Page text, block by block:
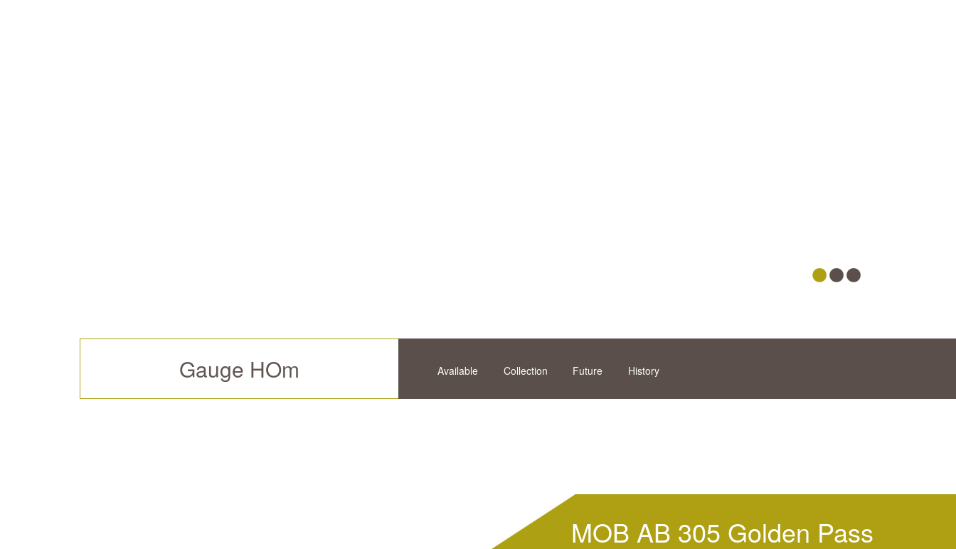
Gauge HOm Available Collection Future History
MOB AB 305 Golden Pass